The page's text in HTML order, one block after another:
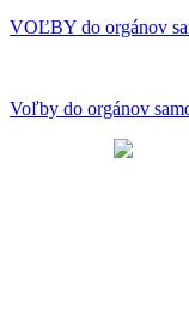
VOĽBY do orgánov
Voľby do orgánov